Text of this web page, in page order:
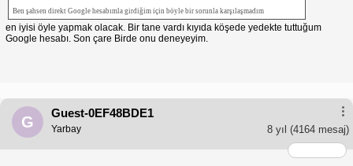
Ben şahsen direkt Google hesabımla girdiğim için böyle bir sorunla karşılaşmadım
en iyisi öyle yapmak olacak. Bir tane vardı kıyıda köşede yedekte tuttuğum
Google hesabı. Son çare Birde onu deneyeyim.
G
Guest-0EF48BDE1
8 yıl (4164 mesaj)
Yarbay